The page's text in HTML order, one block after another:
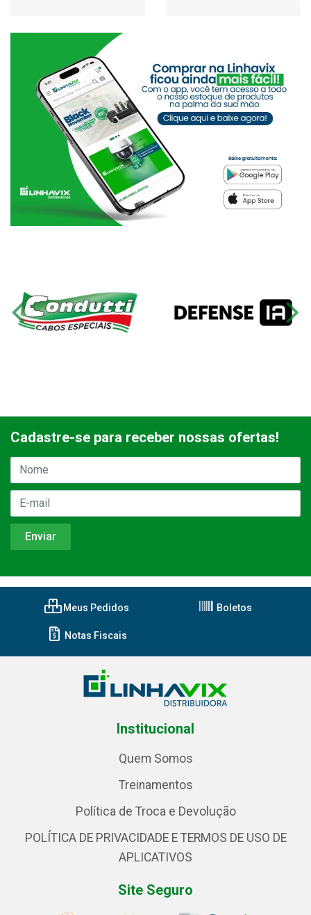
Cadastre-se para receber nossas ofertas!
Meus Pedidos Boletos
Notas Fiscais
Institucional
Quem Somos
Treinamentos
Política de Troca e Devolução
POLÍTICA DE PRIVACIDADE E TERMOS DE USO DE
APLICATIVOS
Site Seguro